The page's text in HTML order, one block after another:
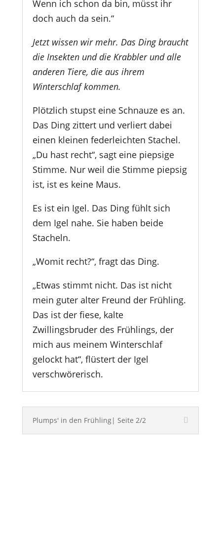
Wenn ich schon da bin, müsst ihr
doch auch da sein.“
Jetzt wissen wir mehr. Das Ding braucht
die Insekten und die Krabbler und alle
anderen Tiere, die aus ihrem
Winterschlaf kommen.
Plötzlich stupst eine Schnauze es an.
Das Ding zittert und verliert dabei
einen kleinen federleichten Stachel.
„Du hast recht“, sagt eine piepsige
Stimme. Nur weil die Stimme piepsig
ist, ist es keine Maus.
Es ist ein Igel. Das Ding fühlt sich
dem Igel nahe. Sie haben beide
Stacheln.
„Womit recht?“, fragt das Ding.
„Etwas stimmt nicht. Das ist nicht
mein guter alter Freund der Frühling.
Das ist der fiese, kalte
Zwillingsbruder des Frühlings, der
mich aus meinem Winterschlaf
gelockt hat“, flüstert der Igel
verschwörerisch.
Plumps' in den Frühling| Seite 2/2